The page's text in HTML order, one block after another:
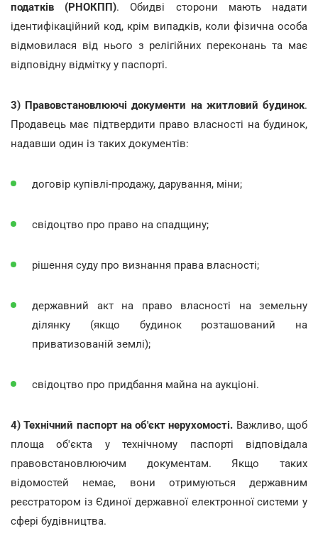
податків (РНОКПП). Обидві сторони мають надати
ідентифікаційний код, крім випадків, коли фізична особа
відмовилася від нього з релігійних переконань та має
відповідну відмітку у паспорті.
3) Правовстановлюючі документи на житловий будинок.
Продавець має підтвердити право власності на будинок,
надавши один із таких документів:
договір купівлі-продажу, дарування, міни;
свідоцтво про право на спадщину;
рішення суду про визнання права власності;
державний акт на право власності на земельну
ділянку (якщо будинок розташований на
приватизованій землі);
свідоцтво про придбання майна на аукціоні.
4) Технічний паспорт на об'єкт нерухомості. Важливо, щоб
площа об'єкта у технічному паспорті відповідала
правовстановлюючим документам. Якщо таких
відомостей немає, вони отримуються державним
реєстратором із Єдиної державної електронної системи у
сфері будівництва.